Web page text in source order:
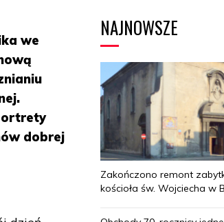
we
dobrej
NAJNOWSZE
Zakończono remont
kościoła św. Wojciecha w